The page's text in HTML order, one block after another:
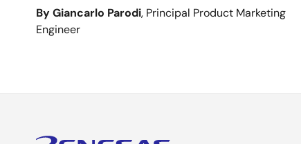
By Giancarlo Parodi, Principal Product Marketing
Engineer